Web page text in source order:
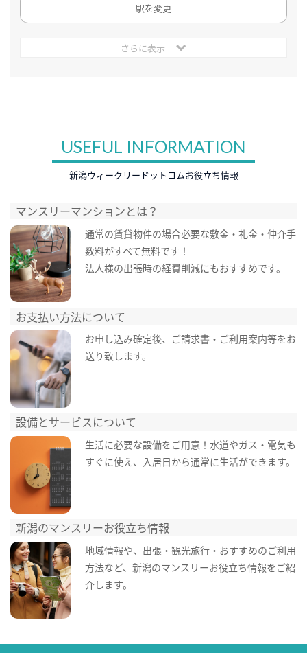
駅を変更
さらに表示
USEFUL INFORMATION
新潟ウィークリードットコムお役立ち情報
マンスリーマンションとは？
通常の賃貸物件の場合必要な敷金・礼金・仲介手
数料がすべて無料です！
法人様の出張時の経費削減にもおすすめです。
お支払い方法について
お申し込み確定後、ご請求書・ご利用案内等をお
送り致します。
設備とサービスについて
生活に必要な設備をご用意！水道やガス・電気も
すぐに使え、入居日から通常に生活ができます。
新潟のマンスリーお役立ち情報
地域情報や、出張・観光旅行・おすすめのご利用
方法など、新潟のマンスリーお役立ち情報をご紹
介します。